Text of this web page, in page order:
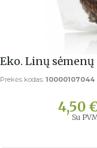
Eko. Linų
150g
Prekės kodas: 10000107044
4,50
Su